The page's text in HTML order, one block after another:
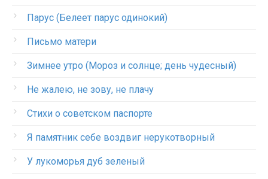
Парус (Белеет парус одинокий)
Письмо матери
Зимнее утро (Мороз и солнце; день чудесный)
Не жалею, не зову, не плачу
Стихи о советском паспорте
Я памятник себе воздвиг нерукотворный
У лукоморья дуб зеленый